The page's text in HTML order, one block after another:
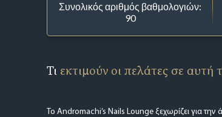
Συνολικός αριθμός βαθμολογιών:
90
Τι εκτιμούν οι πελάτες σε αυτή
Το Andromachi’s Nails Lounge ξεχωρίζει για